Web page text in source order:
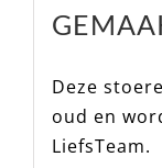
Deze
oud en
LiefsTeam.